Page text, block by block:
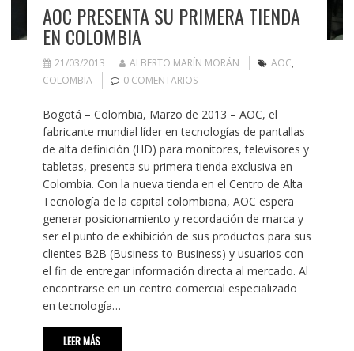
AOC PRESENTA SU PRIMERA TIENDA
EN COLOMBIA
21/03/2013 ALBERTO MARÍN MORÁN AOC,
COLOMBIA
0 COMENTARIOS
Bogotá – Colombia, Marzo de 2013 – AOC, el
fabricante mundial líder en tecnologías de pantallas
de alta definición (HD) para monitores, televisores y
tabletas, presenta su primera tienda exclusiva en
Colombia. Con la nueva tienda en el Centro de Alta
Tecnología de la capital colombiana, AOC espera
generar posicionamiento y recordación de marca y
ser el punto de exhibición de sus productos para sus
clientes B2B (Business to Business) y usuarios con
el fin de entregar información directa al mercado. Al
encontrarse en un centro comercial especializado
en tecnología…
LEER MÁS